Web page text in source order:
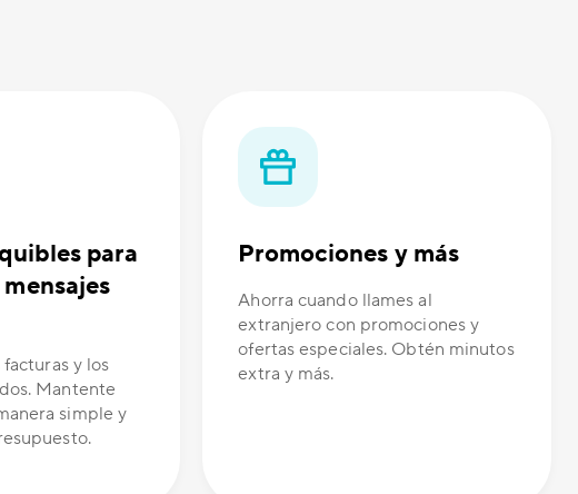
para
y los
Mantente
simple y
Promociones y más
Ahorra cuando llames al
extranjero con promociones y
ofertas especiales. Obtén minutos
extra y más.